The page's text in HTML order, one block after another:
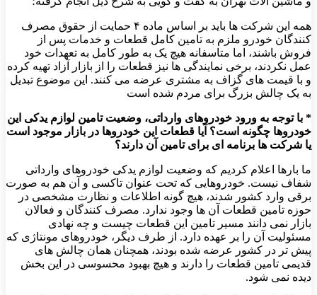
همه این شرکت‌ ها باید بر اساس ماده ۴ حمایت از حقوق مصرف
‌کنندگان خودرو ملزم به تامین کامل قطعات و خدمات پس از
فروش باشند، اما متاسفانه هیچ ‌یک به ‌طور کامل به تعهدات خود
عمل نکردند، برخی نمایندگی ‌ها نیز قطعات را از بازار آزاد تهیه کرده
و با قیمت ‌های گزاف به مشتری عرضه می ‌کنند. این موضوع تبدیل
به یک چالش بزرگ برای مردم شده است
* با توجه به ورود خودروهای وارداتی، وضعیت تامین لوازم یدکی این
خودروها چگونه است؟ آیا قطعات این خودروها در بازار موجود است
یا شرکت‌ ها برنامه‌ ای برای تامین آن دارند؟
ما بارها اعلام کردیم که وضعیت لوازم یدکی خودروهای وارداتی
شفاف نیست. خودروهایی که تحت عنوان تاکسی و آن هم به‌ صورت
برقی وارد کشور شدند، هیچ‌ گونه اطلاعات و نظارت مشخصی در
حوزه تامین قطعات آن ‌ها وجود ندارد. مصرف‌ کنندگان و فعالان
بازار نمی ‌دانند مسیر تامین این قطعات چیست و چه نهادی
مسئولیت آن را بر عهده دارد. از طرف دیگر، خودروهای مونتاژی که
پیش‌ تر در کشور عرضه شده بودند، همچنان همان چالش ‌های
قدیمی تامین قطعات را دارند و هیچ بهبود محسوسی در این بخش
دیده نمی ‌شود.